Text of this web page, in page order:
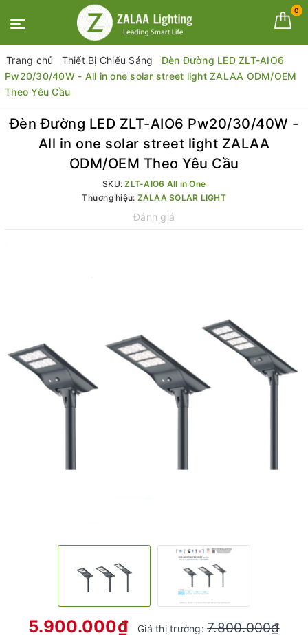
0
Trang chủ Thiết Bị Chiếu Sáng
Đèn Đường LED ZLT-AIO6
Pw20/30/40W - All in one solar street light ZALAA ODM/OEM
Theo Yêu Cầu
Đèn Đường LED ZLT-AIO6 Pw20/30/40W -
All in one solar street light ZALAA
ODM/OEM Theo Yêu Cầu
SKU:ZLT-AIO6 All in One
Thương hiệu: ZALAA SOLAR LIGHT
Đánh giá
5.900.000₫ Giá thị trường:7.800.000₫